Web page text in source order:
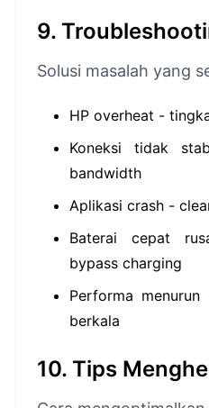
9.
Solusi masalah yang
HP overheat -
Koneksi tidak
bandwidth
Aplikasi crash -
Baterai cepat
bypass charging
Performa
berkala
10. Tips